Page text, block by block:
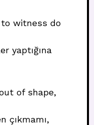
to witness do
yaptığına
of shape,
çıkmamı,